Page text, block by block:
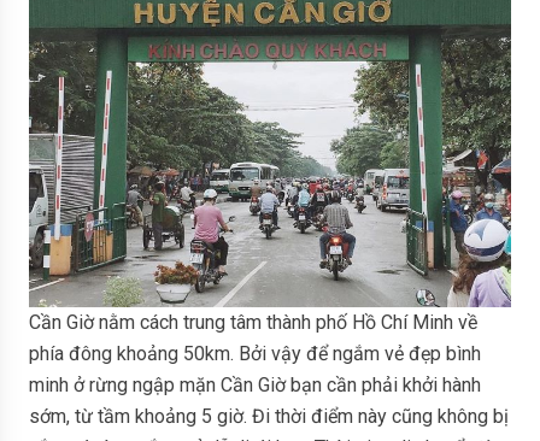
Cần Giờ nằm cách trung tâm thành phố Hồ Chí Minh về
phía đông khoảng 50km. Bởi vậy để ngắm vẻ đẹp bình
minh ở rừng ngập mặn Cần Giờ bạn cần phải khởi hành
sớm, từ tầm khoảng 5 giờ. Đi thời điểm này cũng không bị